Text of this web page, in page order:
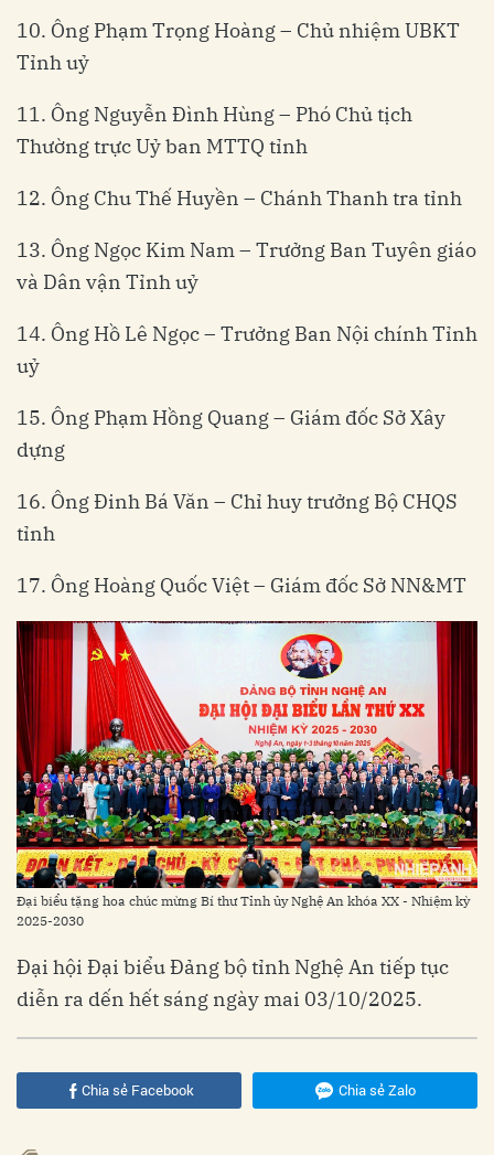
10. Ông Phạm Trọng Hoàng – Chủ nhiệm UBKT
Tỉnh uỷ
11. Ông Nguyễn Đình Hùng – Phó Chủ tịch
Thường trực Uỷ ban MTTQ tỉnh
12. Ông Chu Thế Huyền – Chánh Thanh tra tỉnh
13. Ông Ngọc Kim Nam – Trưởng Ban Tuyên giáo
và Dân vận Tỉnh uỷ
14. Ông Hồ Lê Ngọc – Trưởng Ban Nội chính Tỉnh
uỷ
15. Ông Phạm Hồng Quang – Giám đốc Sở Xây
dựng
16. Ông Đinh Bá Văn – Chỉ huy trưởng Bộ CHQS
tỉnh
17. Ông Hoàng Quốc Việt – Giám đốc Sở NN&MT
Đại biểu tặng hoa chúc mừng Bí thư Tỉnh ủy Nghệ An khóa XX - Nhiệm kỳ
2025-2030
Đại hội Đại biểu Đảng bộ tỉnh Nghệ An tiếp tục
diễn ra dến hết sáng ngày mai 03/10/2025.
Chia sẻ Facebook Chia sẻ Zalo